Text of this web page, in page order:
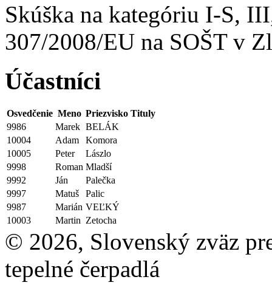
Skúška na kategóriu I-S,
307/2008/EU na SOŠT v
Účastníci
Osvedčenie Meno Priezvisko Tituly
9986
Marek BELÁK
10004
Adam
Komora
10005
Peter
Lászlo
9998
Roman Mladší
9992
Ján
Palečka
9997
Matuš
Palic
9987
Marián VEĽKÝ
10003
Martin Zetocha
© 2026, Slovenský zväz
tepelné čerpadlá